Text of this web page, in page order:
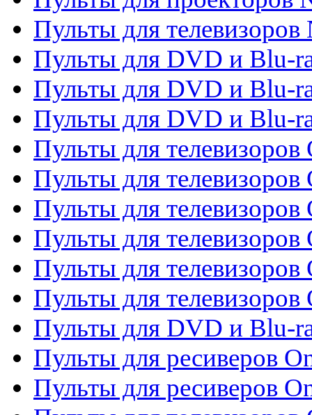
Пульты для телевизоров
Пульты для DVD и Blu-
Пульты для DVD и Blu-
Пульты для DVD и Blu-
Пульты для телевизоров
Пульты для телевизоров
Пульты для телевизоров
Пульты для телевизоров
Пульты для телевизоров
Пульты для телевизоров
Пульты для DVD и Blu-
Пульты для ресиверов
Пульты для ресиверов